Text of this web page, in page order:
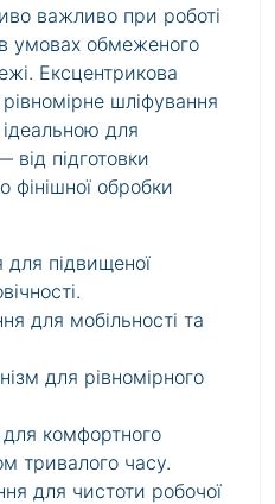
важливо при роботі
умовах обмеженого
Ексцентрикова
шліфування
для
від підготовки
фінішної обробки
для підвищеної
для мобільності та
для рівномірного
комфортного
тривалого часу.
для чистоти робочої